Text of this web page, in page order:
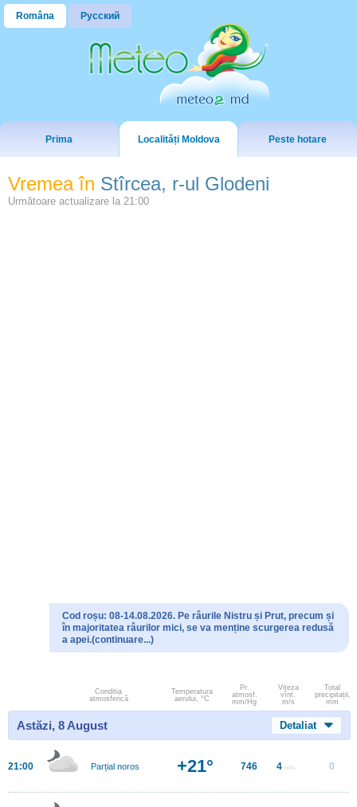
Româna Русский
Prima Localități Moldova Peste hotare
Vremea în Stîrcea, r-ul Glodeni
Următoare actualizare la 21:00
Cod roșu: 08-14.08.2026. Pe râurile Nistru și Prut, precum și
în majoritatea râurilor mici, se va menține scurgerea redusă
a apei.(continuare...)
Conditia
atmosferică
Temperatura
aerului, °C
Pr.
atmosf.
mm/Hg
Viteza
vînt.
m/s
Total
precipitații,
mm
Astăzi, 8 August Detaliat
21:00 Parțial noros +21° 746 4 m/s 0